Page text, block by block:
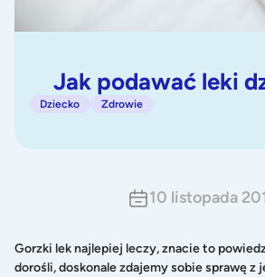
Jak podawać leki
Dziecko Zdrowie
10 listopada
Gorzki lek najlepiej leczy, znacie to
dorośli, doskonale zdajemy sobie sprawę z